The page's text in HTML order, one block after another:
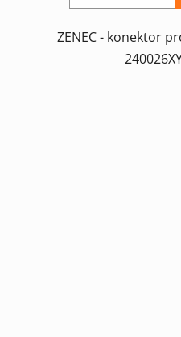
ZENEC - konektor